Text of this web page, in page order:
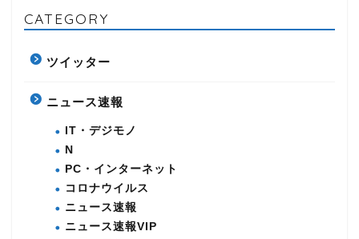
CATEGORY
ツイッター
ニュース速報
IT・デジモノ
N
PC・インターネット
コロナウイルス
ニュース速報
ニュース速報VIP